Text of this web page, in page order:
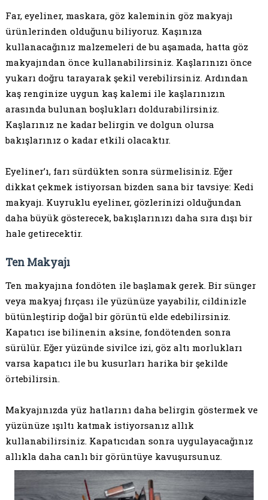
Far, eyeliner, maskara, göz kaleminin göz makyajı
ürünlerinden olduğunu biliyoruz. Kaşınıza
kullanacağınız malzemeleri de bu aşamada, hatta göz
makyajından önce kullanabilirsiniz. Kaşlarınızı önce
yukarı doğru tarayarak şekil verebilirsiniz. Ardından
kaş renginize uygun kaş kalemi ile kaşlarınızın
arasında bulunan boşlukları doldurabilirsiniz.
Kaşlarınız ne kadar belirgin ve dolgun olursa
bakışlarınız o kadar etkili olacaktır.
Eyeliner’ı, farı sürdükten sonra sürmelisiniz. Eğer
dikkat çekmek istiyorsan bizden sana bir tavsiye: Kedi
makyajı. Kuyruklu eyeliner, gözlerinizi olduğundan
daha büyük gösterecek, bakışlarınızı daha sıra dışı bir
hale getirecektir.
Ten Makyajı
Ten makyajına fondöten ile başlamak gerek. Bir sünger
veya makyaj fırçası ile yüzünüze yayabilir, cildinizle
bütünleştirip doğal bir görüntü elde edebilirsiniz.
Kapatıcı ise bilinenin aksine, fondötenden sonra
sürülür. Eğer yüzünde sivilce izi, göz altı morlukları
varsa kapatıcı ile bu kusurları harika bir şekilde
örtebilirsin.
Makyajınızda yüz hatlarını daha belirgin göstermek ve
yüzünüze ışıltı katmak istiyorsanız allık
kullanabilirsiniz. Kapatıcıdan sonra uygulayacağınız
allıkla daha canlı bir görüntüye kavuşursunuz.